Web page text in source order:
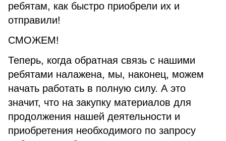
ребятам, как быстро приобрели их и
отправили!
СМОЖЕМ!
Теперь, когда обратная связь с нашими
ребятами налажена, мы, наконец, можем
начать работать в полную силу. А это
значит, что на закупку материалов для
продолжения нашей деятельности и
приобретения необходимого по запросу